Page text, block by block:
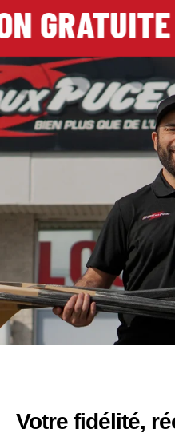
GRATUITE
Votre fidélité,